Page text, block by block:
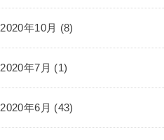
2020年10月 (8)
2020年7月 (1)
2020年6月 (43)